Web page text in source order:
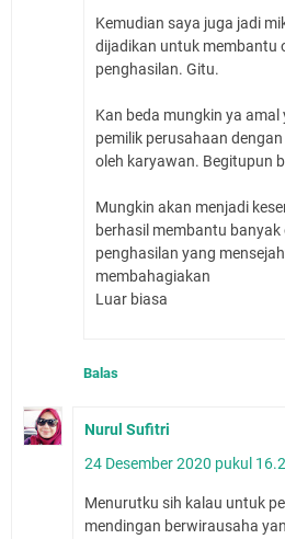
Kemudian saya juga jadi
dijadikan untuk membantu
penghasilan. Gitu.
Kan beda mungkin ya amal
pemilik perusahaan
oleh karyawan. Begitupun
Mungkin akan menjadi
berhasil membantu
penghasilan yang
membahagiakan
Luar biasa
Balas
Nurul Sufitri
24 Desember 2020 pukul
Menurutku sih kalau untuk
mendingan berwirausaha